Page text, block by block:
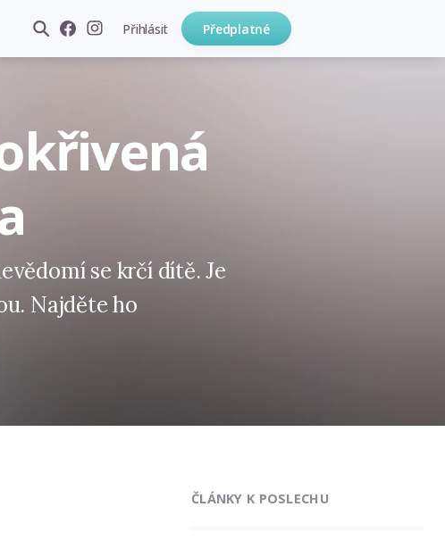
Přihlásit Předplatné
se krčí dítě. Je
Najděte ho
ČLÁNKY K POSLECHU